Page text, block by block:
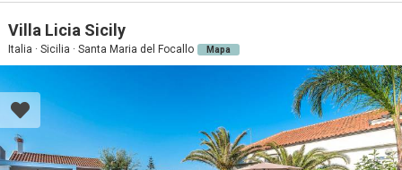
Villa Licia Sicily
Italia · Sicilia · Santa Maria del Focallo Mapa